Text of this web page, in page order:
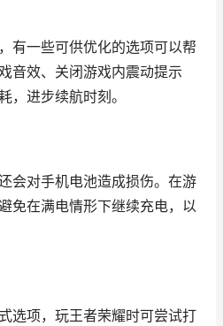
有一些可供优化的选项可以帮
音效、关闭游戏内震动提示
，进步续航时刻。
会对手机电池造成损伤。在游
免在满电情形下继续充电，以
选项，玩王者荣耀时可尝试打